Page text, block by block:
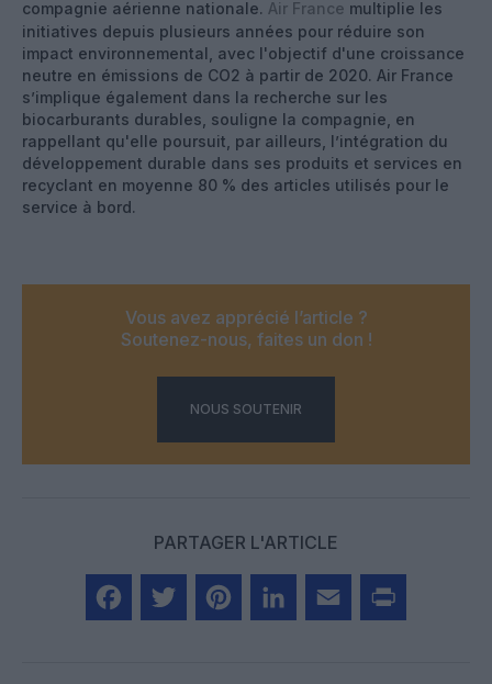
compagnie aérienne nationale. Air France multiplie les
initiatives depuis plusieurs années pour réduire son
impact environnemental, avec l'objectif d'une croissance
neutre en émissions de CO2 à partir de 2020. Air France
s’implique également dans la recherche sur les
biocarburants durables, souligne la compagnie, en
rappellant qu'elle poursuit, par ailleurs, l’intégration du
développement durable dans ses produits et services en
recyclant en moyenne 80 % des articles utilisés pour le
service à bord.
Vous avez apprécié l’article ?
Soutenez-nous, faites un don !
NOUS SOUTENIR
PARTAGER L'ARTICLE